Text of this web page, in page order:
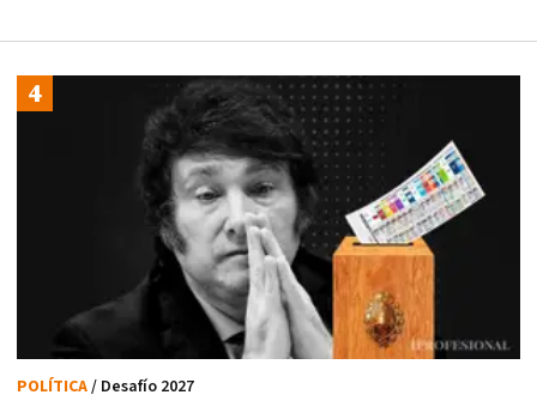
POLÍTICA/ Desafío 2027